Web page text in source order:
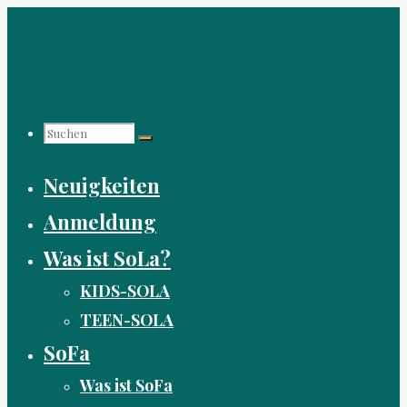
Suchen
nach:
Neuigkeiten
Anmeldung
Was ist SoLa?
KIDS-SOLA
TEEN-SOLA
SoFa
Was ist SoFa